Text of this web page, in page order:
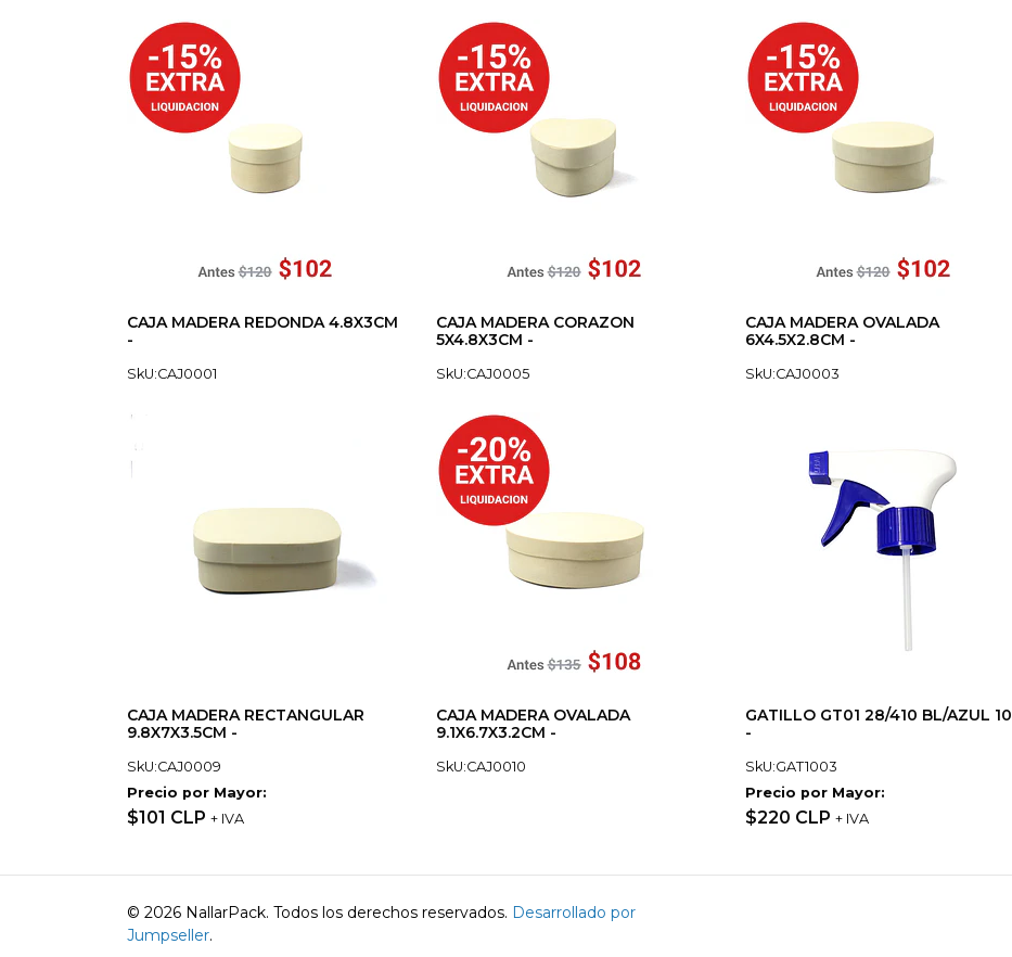
CAJA MADERA REDONDA 4.8X3CM
-
SkU:CAJ0001
CAJA MADERA CORAZON
5X4.8X3CM -
SkU:CAJ0005
CAJA MADERA OVALADA
6X4.5X2.8CM -
SkU:CAJ0003
CAJA MADERA RECTANGULAR
9.8X7X3.5CM -
SkU:CAJ0009
Precio por Mayor:
$101 CLP + IVA
CAJA MADERA OVALADA
9.1X6.7X3.2CM -
SkU:CAJ0010
GATILLO GT01 28/410 BL/AZUL 10
-
SkU:GAT1003
Precio por Mayor:
$220 CLP + IVA
© 2026 NallarPack. Todos los derechos reservados. Desarrollado por
Jumpseller.